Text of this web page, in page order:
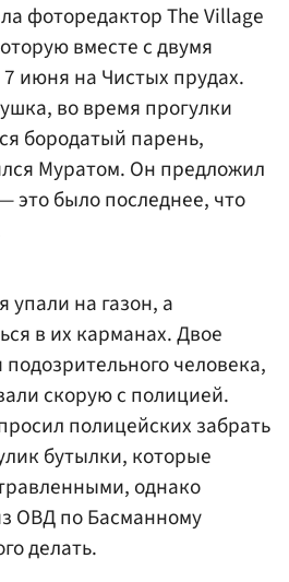
фоторедактор The Village
вместе с двумя
июня на Чистых прудах.
во время прогулки
бородатый парень,
Муратом. Он предложил
это было последнее, что
упали на газон, а
в их карманах. Двое
человека,
скорую с полицией.
полицейских забрать
бутылки, которые
однако
ОВД по Басманному
делать.